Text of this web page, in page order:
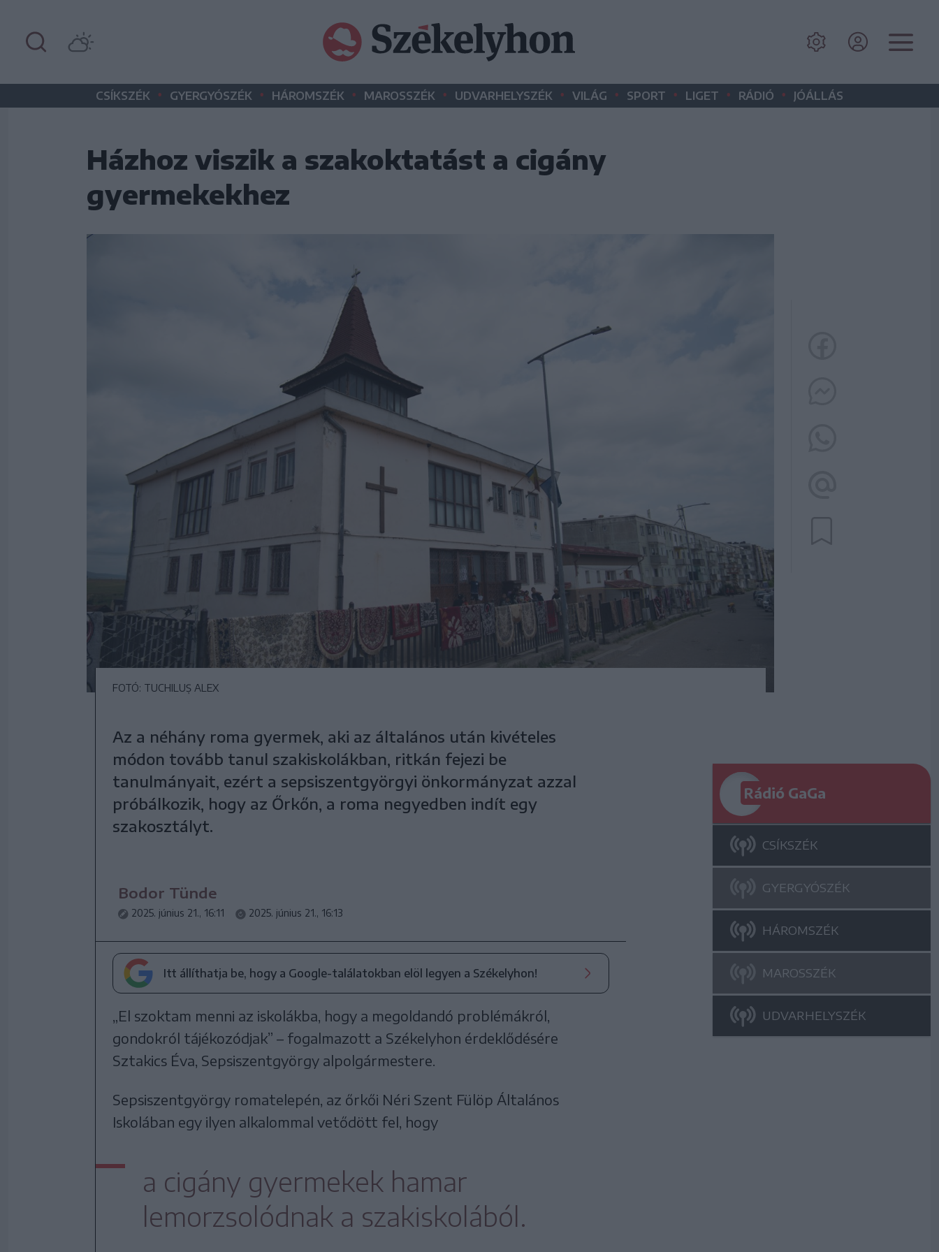
CSÍKSZÉK • GYERGYÓSZÉK • HÁROMSZÉK • MAROSSZÉK • UDVARHELYSZÉK • VILÁG • SPORT • LIGET • RÁDIÓ • JÓÁLLÁS
Házhoz viszik a szakoktatást a cigány
gyermekekhez
FOTÓ: TUCHILUȘ ALEX
Az a néhány roma gyermek, aki az általános után kivételes
módon tovább tanul szakiskolákban, ritkán fejezi be
tanulmányait, ezért a sepsiszentgyörgyi önkormányzat azzal
próbálkozik, hogy az Őrkőn, a roma negyedben indít egy
szakosztályt.
Bodor Tünde
2025. június 21., 16:11 2025. június 21., 16:13
Itt állíthatja be, hogy a Google-találatokban elöl legyen a Székelyhon!
„El szoktam menni az iskolákba, hogy a megoldandó problémákról,
gondokról tájékozódjak” – fogalmazott a Székelyhon érdeklődésére
Sztakics Éva, Sepsiszentgyörgy alpolgármestere.
Sepsiszentgyörgy romatelepén, az őrkői Néri Szent Fülöp Általános
Iskolában egy ilyen alkalommal vetődött fel, hogy
a cigány gyermekek hamar
lemorzsolódnak a szakiskolából.
Rádió GaGa
CSÍKSZÉK
GYERGYÓSZÉK
HÁROMSZÉK
MAROSSZÉK
UDVARHELYSZÉK